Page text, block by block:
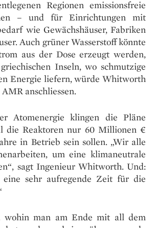
Regionen emissionsfreie
– und für Einrichtungen mit
wie Gewächshäuser, Fabriken
Auch grüner Wasserstoff könnte
aus der Dose erzeugt werden,
Inseln, wo schmutzige
Energie liefern, würde Whitworth
anschliessen.
Atomenergie klingen die Pläne
die Reaktoren nur 60 Millionen €
in Betrieb sein sollen. „Wir alle
um eine klimaneutrale
sagt Ingenieur Whitworth. Und:
sehr aufregende Zeit für die
wohin man am Ende mit all dem